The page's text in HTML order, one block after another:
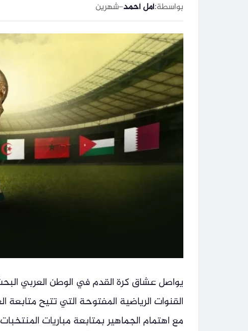
بواسطة:أمل أحمد–شهرين
القنوات الرياضية المفتوحة التي تتيح متابعة
مع اهتمام الجماهير بمتابعة مباريات